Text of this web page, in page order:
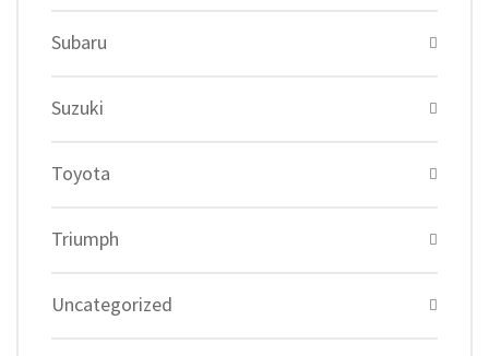
Subaru
Suzuki
Toyota
Triumph
Uncategorized